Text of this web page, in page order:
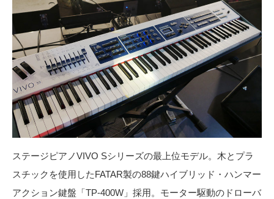
ステージピアノVIVO Sシリーズの最上位モデル。木とプラ
スチックを使用したFATAR製の88鍵ハイブリッド・ハンマー
アクション鍵盤「TP-400W」採用。モーター駆動のドローバ